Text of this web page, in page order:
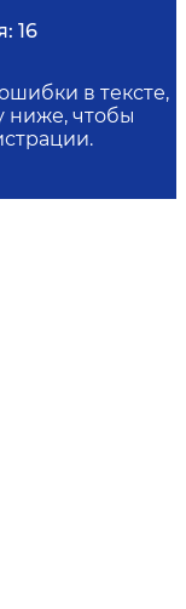
16
в тексте,
ниже, чтобы